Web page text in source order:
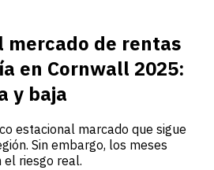
mercado de rentas
en Cornwall 2025:
y baja
estacional marcado que sigue
Sin embargo, los meses
riesgo real.